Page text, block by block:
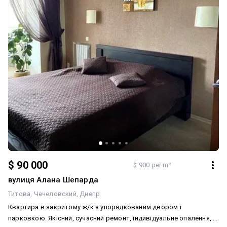
готові розглядати продаж за сертифікатами та ваучерами.
Документи у повному порядку. ТОРГ! Додатково: Тип будинку:
Житловий фонд 2011-2020-і. Планування: Роздільна. Санвузол: 2 і
більше. Система опалення: Індивідуальне газове. Ремонт: Після
будівельників
$ 90 000 $ 900 per m²
вулиця Алана Шепарда
Титова Чечеловский Днепр
Квартира в закритому ж/к з упорядкованим двором і
парковкою. Якісний, сучасний ремонт, індивідуальне опалення, у